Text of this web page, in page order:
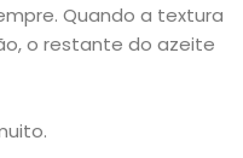
Quando a textura
o restante do azeite